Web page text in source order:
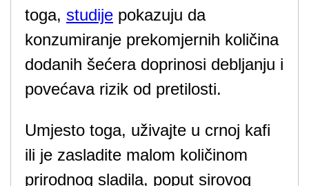
toga, studije pokazuju da
konzumiranje prekomjernih količina
dodanih šećera doprinosi debljanju i
povećava rizik od pretilosti.
Umjesto toga, uživajte u crnoj kafi
ili je zasladite malom količinom
prirodnog sladila, poput sirovog